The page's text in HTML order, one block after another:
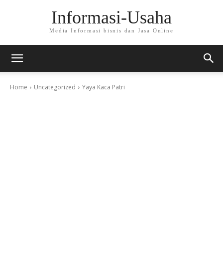
Informasi-Usaha
Media Informasi bisnis dan Jasa Online
Home Uncategorized Yaya Kaca Patri